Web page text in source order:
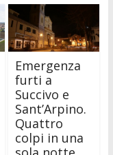
Emergenza
furti a
Succivo e
Sant’Arpino.
Quattro
colpi in una